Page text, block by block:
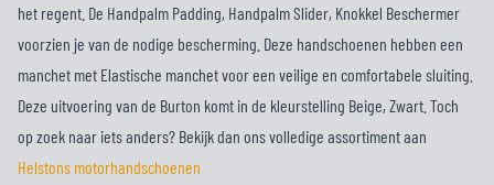
het regent. De Handpalm Padding, Handpalm Slider, Knokkel Beschermer
voorzien je van de nodige bescherming. Deze handschoenen hebben een
manchet met Elastische manchet voor een veilige en comfortabele sluiting.
Deze uitvoering van de Burton komt in de kleurstelling Beige, Zwart. Toch
op zoek naar iets anders? Bekijk dan ons volledige assortiment aan
Helstons motorhandschoenen